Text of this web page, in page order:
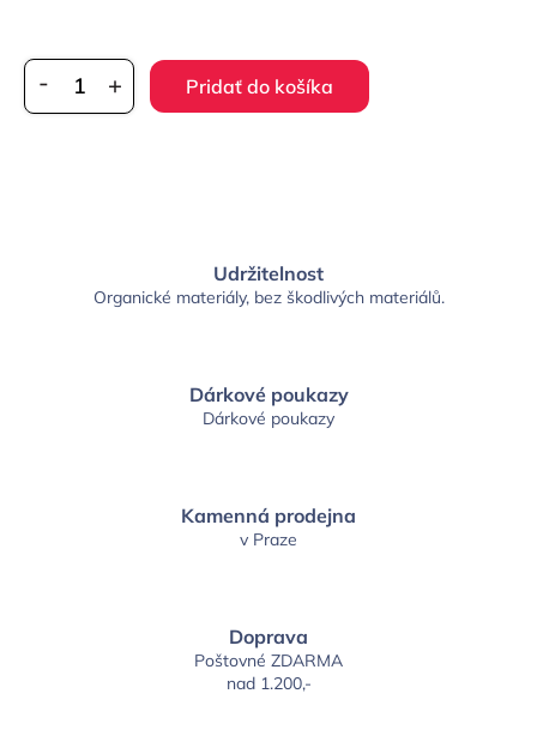
Pridať do košíka
Udržitelnost
Organické materiály, bez škodlivých materiálů.
Dárkové poukazy
Dárkové poukazy
Kamenná prodejna
v Praze
Doprava
Poštovné ZDARMA
nad 1.200,-